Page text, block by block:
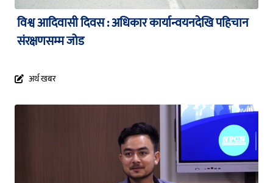
विश्व आदिवासी दिवस : अधिकार कार्यान्वयनदेखि पहिचान
संरक्षणसम्म जोड
अर्थ खबर